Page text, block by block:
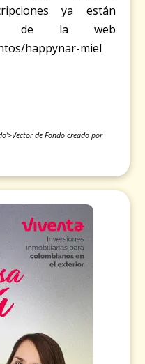
ya están
de la web
happynar-miel
de Fondo creado por